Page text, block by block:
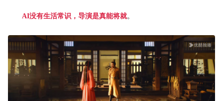
AI没有生活常识，导演是真能将就。